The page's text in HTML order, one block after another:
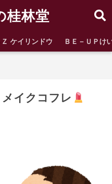
桂林堂
ケイリンドウ ＢＥ－ＵＰけ
イクコフレ